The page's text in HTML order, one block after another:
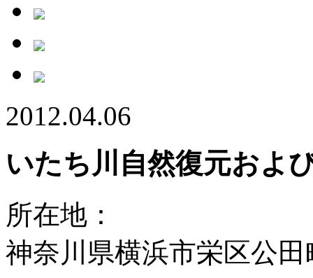
2012.04.06
いたち川自然復元およ
所在地：
神奈川県横浜市栄区公